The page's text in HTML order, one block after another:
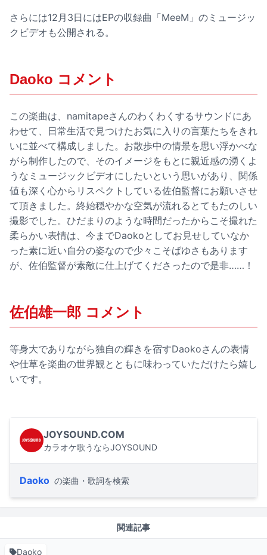
さらには12月3日にはEPの収録曲「MeeM」のミュージッ
クビデオも公開される。
Daoko コメント
この楽曲は、namitapeさんのわくわくするサウンドにあ
わせて、日常生活で見つけたお気に入りの言葉たちをきれ
いに並べて構成しました。お散歩中の情景を思い浮かべな
がら制作したので、そのイメージをもとに親近感の湧くよ
うなミュージックビデオにしたいという思いがあり、関係
値も深く心からリスペクトしている佐伯監督にお願いさせ
て頂きました。終始穏やかな空気が流れるとてもたのしい
撮影でした。ひだまりのような時間だったからこそ撮れた
柔らかい表情は、今までDaokoとしてお見せしていなか
った素に近い自分の姿なので少々こそばゆさもあります
が、佐伯監督が素敵に仕上げてくださったので是非……！
佐伯雄一郎 コメント
等身大でありながら独自の輝きを宿すDaokoさんの表情
や仕草を楽曲の世界観とともに味わっていただけたら嬉し
いです。
JOYSOUND.COM
カラオケ歌うならJOYSOUND
Daoko の楽曲・歌詞を検索
関連記事
Daoko